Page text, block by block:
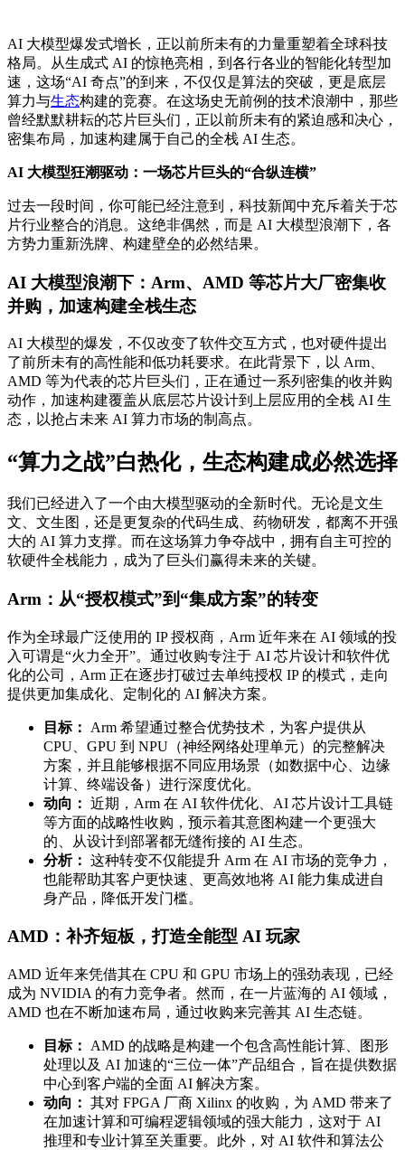
AI 大模型爆发式增长，正以前所未有的力量重塑着全球科技
格局。从生成式 AI 的惊艳亮相，到各行各业的智能化转型加
速，这场“AI 奇点”的到来，不仅仅是算法的突破，更是底层
算力与生态构建的竞赛。在这场史无前例的技术浪潮中，那些
曾经默默耕耘的芯片巨头们，正以前所未有的紧迫感和决心，
密集布局，加速构建属于自己的全栈 AI 生态。
AI 大模型狂潮驱动：一场芯片巨头的“合纵连横”
过去一段时间，你可能已经注意到，科技新闻中充斥着关于芯
片行业整合的消息。这绝非偶然，而是 AI 大模型浪潮下，各
方势力重新洗牌、构建壁垒的必然结果。
AI 大模型浪潮下：Arm、AMD 等芯片大厂密集收
并购，加速构建全栈生态
AI 大模型的爆发，不仅改变了软件交互方式，也对硬件提出
了前所未有的高性能和低功耗要求。在此背景下，以 Arm、
AMD 等为代表的芯片巨头们，正在通过一系列密集的收并购
动作，加速构建覆盖从底层芯片设计到上层应用的全栈 AI 生
态，以抢占未来 AI 算力市场的制高点。
“算力之战”白热化，生态构建成必然选择
我们已经进入了一个由大模型驱动的全新时代。无论是文生
文、文生图，还是更复杂的代码生成、药物研发，都离不开强
大的 AI 算力支撑。而在这场算力争夺战中，拥有自主可控的
软硬件全栈能力，成为了巨头们赢得未来的关键。
Arm：从“授权模式”到“集成方案”的转变
作为全球最广泛使用的 IP 授权商，Arm 近年来在 AI 领域的投
入可谓是“火力全开”。通过收购专注于 AI 芯片设计和软件优
化的公司，Arm 正在逐步打破过去单纯授权 IP 的模式，走向
提供更加集成化、定制化的 AI 解决方案。
目标：
Arm 希望通过整合优势技术，为客户提供从
CPU、GPU 到 NPU（神经网络处理单元）的完整解决
方案，并且能够根据不同应用场景（如数据中心、边缘
计算、终端设备）进行深度优化。
动向： 近期，Arm 在 AI 软件优化、AI 芯片设计工具链
等方面的战略性收购，预示着其意图构建一个更强大
的、从设计到部署都无缝衔接的 AI 生态。
分析： 这种转变不仅能提升 Arm 在 AI 市场的竞争力，
也能帮助其客户更快速、更高效地将 AI 能力集成进自
身产品，降低开发门槛。
AMD：补齐短板，打造全能型 AI 玩家
AMD 近年来凭借其在 CPU 和 GPU 市场上的强劲表现，已经
成为 NVIDIA 的有力竞争者。然而，在一片蓝海的 AI 领域，
AMD 也在不断加速布局，通过收购来完善其 AI 生态链。
目标：
AMD 的战略是构建一个包含高性能计算、图形
处理以及 AI 加速的“三位一体”产品组合，旨在提供数据
中心到客户端的全面 AI 解决方案。
动向： 其对 FPGA 厂商 Xilinx 的收购，为 AMD 带来了
在加速计算和可编程逻辑领域的强大能力，这对于 AI
推理和专业计算至关重要。此外，对 AI 软件和算法公